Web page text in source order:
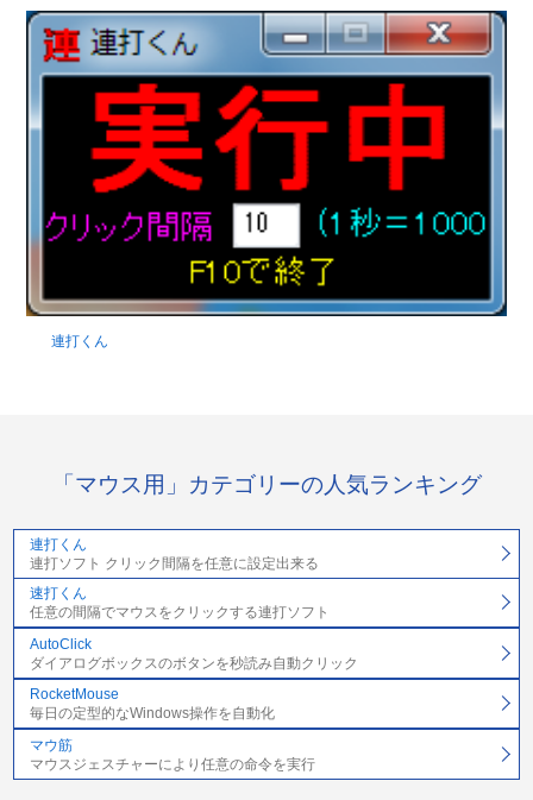
連打くん
「マウス用」カテゴリーの人気ランキング
連打くん
連打ソフト クリック間隔を任意に設定出来る
速打くん
任意の間隔でマウスをクリックする連打ソフト
AutoClick
ダイアログボックスのボタンを秒読み自動クリック
RocketMouse
毎日の定型的なWindows操作を自動化
マウ筋
マウスジェスチャーにより任意の命令を実行